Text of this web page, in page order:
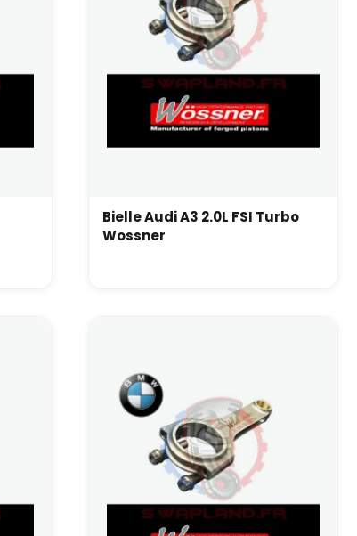
Bielle Audi A3 2.0L FSI Turbo
Wossner